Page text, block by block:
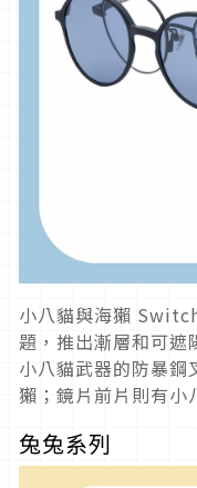
小八貓與海獺
題，推出漸層和可遮
小八貓武器的防暴鋼
獺；鏡片前片則有小
兔兔系列